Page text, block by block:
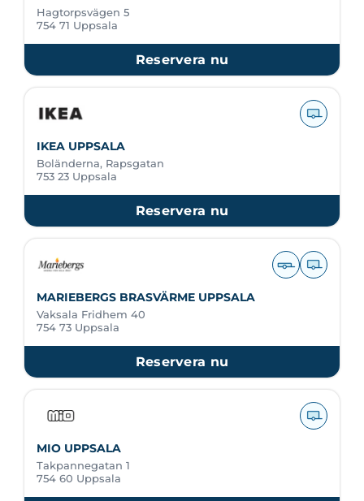
Hagtorpsvägen 5
754 71 Uppsala
Reservera nu
IKEA UPPSALA
Boländerna, Rapsgatan
753 23 Uppsala
Reservera nu
MARIEBERGS BRASVÄRME UPPSALA
Vaksala Fridhem 40
754 73 Uppsala
Reservera nu
MIO UPPSALA
Takpannegatan 1
754 60 Uppsala